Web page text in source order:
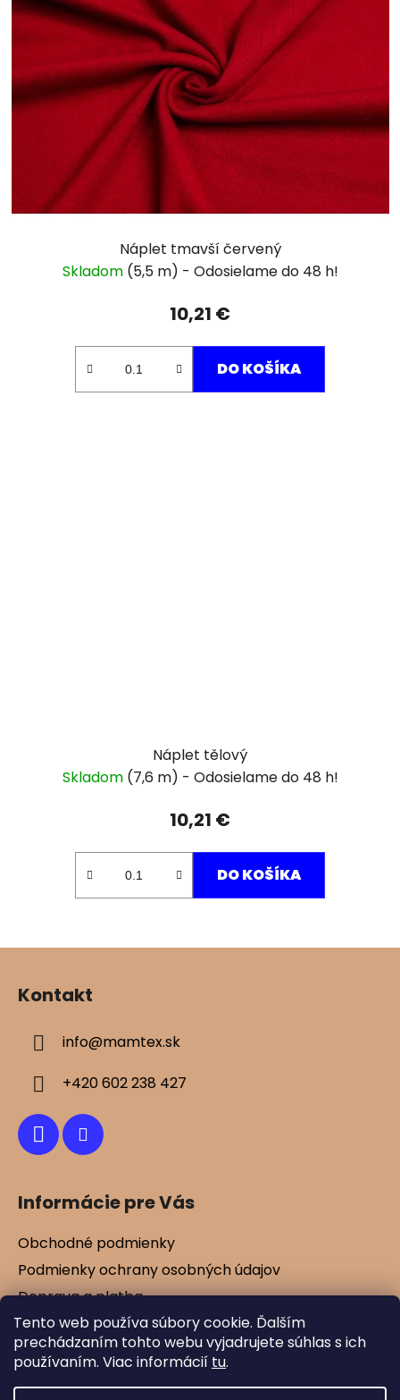
Tento web používa súbory cookie. Ďalším
prechádzaním tohto webu vyjadrujete súhlas s ich
používaním. Viac informácií tu.
Náplet tmavší červený
Skladom (5,5 m)
10,21 €
DO KOŠÍKA
Náplet tělový
Skladom (7,6 m)
10,21 €
DO KOŠÍKA
Z
Kontakt
info@mamtex.sk
+420 602 238 427
Informácie pre Vás
Obchodné podmienky
Podmienky ochrany osobných údajov
Doprava a platba
Kontakty
Vernostné zľavy